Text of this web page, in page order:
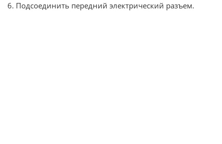
6. Подсоединить передний электрический разъем.